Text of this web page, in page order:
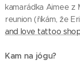
kamarádka Aimee z
reunion (říkám, že
and love tattoo
Kam na jógu?